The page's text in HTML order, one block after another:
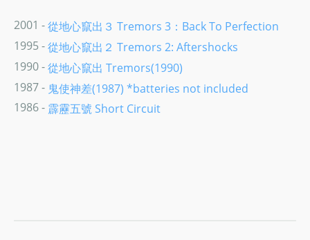
2001 -從地心竄出３ Tremors 3：Back To Perfection
1995 -從地心竄出２ Tremors 2: Aftershocks
1990 -從地心竄出 Tremors(1990)
1987 - 鬼使神差(1987) *batteries not included
1986 - 霹靂五號 Short Circuit